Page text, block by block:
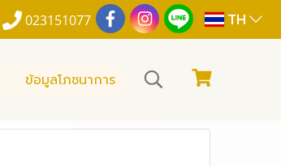
023151077 TH
ข้อมูลโภชนาการ